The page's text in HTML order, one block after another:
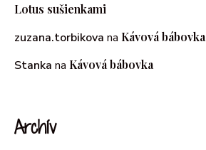
Lotus sušienkami
zuzana.torbikova na Kávová bábovka
Stanka na Kávová bábovka
Archív